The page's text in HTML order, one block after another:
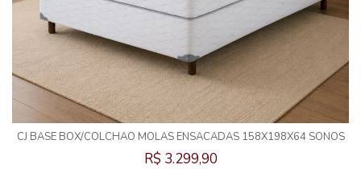
CJ BASE BOX/COLCHAO MOLAS ENSACADAS 158X198X64 SONOS
R$ 3.299,90